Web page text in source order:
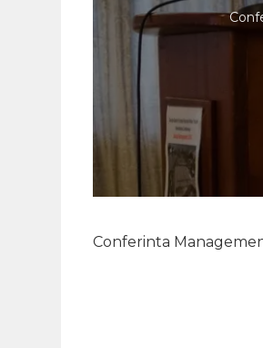
Conferinta